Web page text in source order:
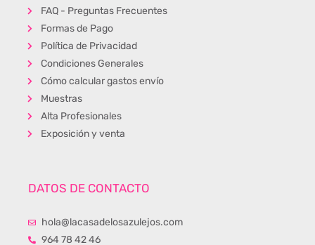
FAQ - Preguntas Frecuentes
Formas de Pago
Política de Privacidad
Condiciones Generales
Cómo calcular gastos envío
Muestras
Alta Profesionales
Exposición y venta
DATOS DE CONTACTO
hola@lacasadelosazulejos.com
964 78 42 46